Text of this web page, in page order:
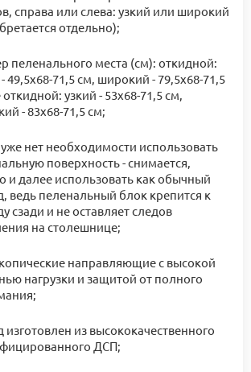
справа или слева: узкий или широкий
отдельно);
пеленального места (см): откидной:
49,5х68-71,5 см, широкий - 79,5х68-71,5
узкий - 53х68-71,5 см,
- 83х68-71,5 см;
уже нет необходимости использовать
поверхность - снимается,
и далее использовать как обычный
ведь пеленальный блок крепится к
сзади и не оставляет следов
на столешнице;
направляющие с высокой
нагрузки и защитой от полного
изготовлен из высококачественного
ДСП;